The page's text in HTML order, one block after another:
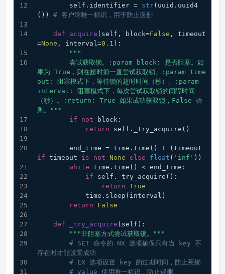
        self.identifier =
str(uuid.uuid4
()) # 客户端唯一标识，用于防止误删
def acquire ( self, block=False , timeout
=None , interval=0.1 ):
"""
果为 True，则在超时前一直尝试获取锁。:param time
out: 阻塞模式下，等待锁的超时时间（秒）。:param
interval: 阻塞模式下，每次尝试获取锁的间隔时间
（秒）。:return: True 如果成功获取锁，False 否
则。"""
if
not block:
return self._try_acquire()
if timeout is not None else float ( 'inf' ))
while time.time() < end_time:
if self._try_acquire():
return True
            time.sleep(interval)
return
False
def _try_acquire ( self ):
"""非阻塞方式尝试获取锁。"""
# SET 命令的 NX 选项确保只有当 key 不
存在时才能设置成功
# EX 选项设置 key 的过期时间，防止死锁
# value 使用唯一标识，防止误删